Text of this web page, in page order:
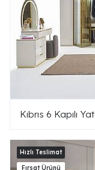
Kıbrıs 6 Kapılı